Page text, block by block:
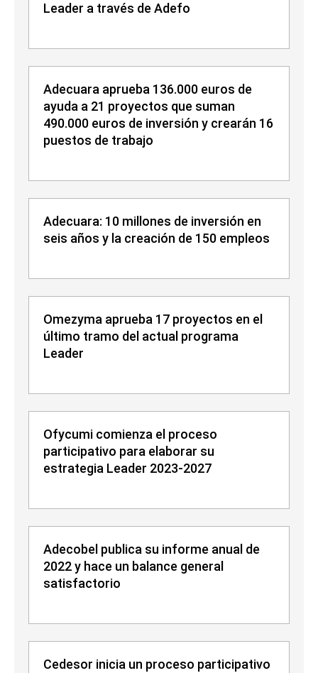
Leader a través de Adefo
Adecuara aprueba 136.000 euros de
ayuda a 21 proyectos que suman
490.000 euros de inversión y crearán 16
puestos de trabajo
Adecuara: 10 millones de inversión en
seis años y la creación de 150 empleos
Omezyma aprueba 17 proyectos en el
último tramo del actual programa
Leader
Ofycumi comienza el proceso
participativo para elaborar su
estrategia Leader 2023-2027
Adecobel publica su informe anual de
2022 y hace un balance general
satisfactorio
Cedesor inicia un proceso participativo